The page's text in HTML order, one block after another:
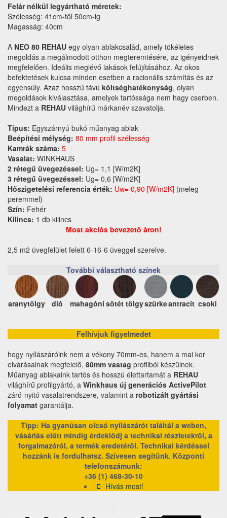
Felár nélkül legyártható méretek:
Szélesség: 41cm-től 50cm-ig
Magasság: 40cm
A NEO 80 REHAU egy olyan ablakcsalád, amely tökéletes
megoldás a megálmodott otthon megteremtésére, az igényeidnek
megfelelően. Ideális meglévő lakások felújításához. Az okos
befektetések kulcsa minden esetben a racionális számítás és az
egyensúly. Azaz hosszú távú költséghatékonyság, olyan
megoldások kiválasztása, amelyek tartóssága nem hagy cserben.
Mindezt a REHAU világhírű márkanév szavatolja.
Típus: Egyszárnyú bukó műanyag ablak
Beépítési mélység: 80 mm profil szélesség
Kamrák száma: 5
Vasalat: WINKHAUS
2 rétegű üvegezéssel: Ug= 1,1 [W/m2K]
3 rétegű üvegezéssel: Ug= 0,6 [W/m2K]
Hőszigetelési referencia érték: Uw= 0,90 [W/m2K] (meleg
peremmel)
Szín: Fehér
Kilincs: 1 db kilincs
Most akciós bevezető áron!
2,5 m2 üvegfelület felett 6-16-6 üveggel szerelve.
További választható színek
aranytölgy dió mahagóni sötét tölgyszürkeantracit csoki
Felhívjuk figyelmedet
hogy nyílászáróink nem a vékony 70mm-es, hanem a mai kor
elvárásainak megfelelő, 80mm vastag profilból készülnek.
Műanyag ablakaink tartós és hosszú élettartamát a REHAU
világhírű profilgyártó, a Winkhaus új generációs ActivePilot
záró-nyitó vasalatrendszere, valamint a robotizált gyártási
folyamat garantálja.
Tipp: Ha gyanúsan olcsó nyílászárót találtál a weben,
vásárlás előtt mindig érdeklődj a technikai részletekről, a
forgalmazóról, a termék eredetéről. Technikai kérdéssel
hozzánk is fordulhatsz. Szívesen segítünk. Központi
telefonszámunk:
+36 (1) 468-30-10
Hívás most!